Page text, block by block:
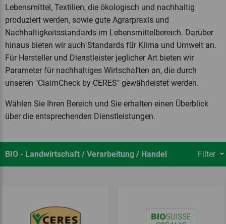
Lebensmittel, Textilien, die ökologisch und nachhaltig
produziert werden, sowie gute Agrarpraxis und
Nachhaltigkeitsstandards im Lebensmittelbereich. Darüber
hinaus bieten wir auch Standards für Klima und Umwelt an.
Für Hersteller und Dienstleister jeglicher Art bieten wir
Parameter für nachhaltiges Wirtschaften an, die durch
unseren "ClaimCheck by CERES" gewährleistet werden.
Wählen Sie Ihren Bereich und Sie erhalten einen Überblick
über die entsprechenden Dienstleistungen.
BIO - Landwirtschaft / Verarbeitung / Handel Filter